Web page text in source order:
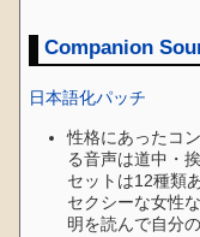
Companion
日本語化パッチ
性格にあったコ
る音声は道中・
セットは12種類
セクシーな女性
明を読んで自分